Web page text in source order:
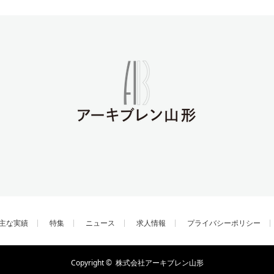
な実績 特集 ニュース 求人情報 プライバシーポリシー
Copyright © 株式会社アーキブレン山形